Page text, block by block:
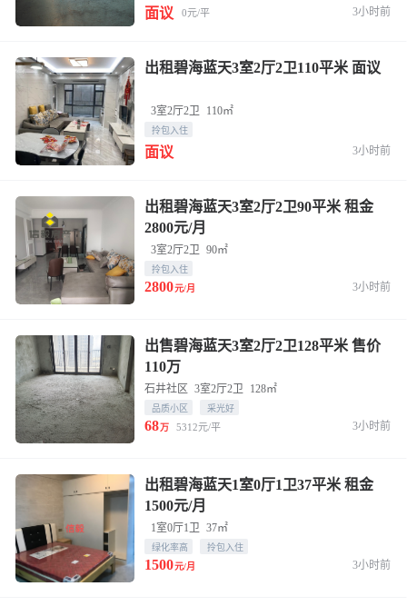
面议 0元/平 3小时前
出租碧海蓝天3室2厅2卫110平米 面议
3室2厅2卫 110㎡
拎包入住
面议 3小时前
出租碧海蓝天3室2厅2卫90平米 租金
2800元/月
3室2厅2卫 90㎡
拎包入住
2800元/月 3小时前
出售碧海蓝天3室2厅2卫128平米 售价
110万
石井社区 3室2厅2卫 128㎡
品质小区 采光好
68万 5312元/平 3小时前
出租碧海蓝天1室0厅1卫37平米 租金
1500元/月
1室0厅1卫 37㎡
绿化率高 拎包入住
1500元/月 3小时前